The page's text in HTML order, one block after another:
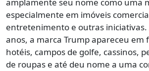
amplamente seu nome como uma
especialmente em imóveis
entretenimento e outras iniciativas.
anos, a marca Trump apareceu em
hotéis, campos de golfe, cassinos,
de roupas e até deu nome a uma